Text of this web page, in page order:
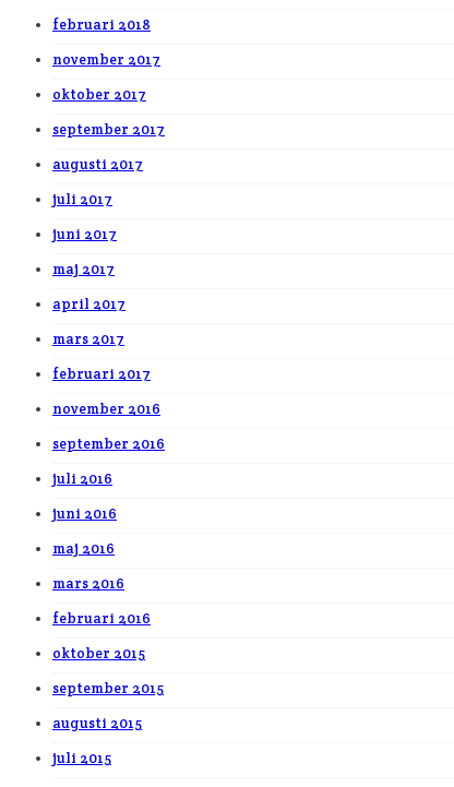
februari 2018
november 2017
oktober 2017
september 2017
augusti 2017
juli 2017
juni 2017
maj 2017
april 2017
mars 2017
februari 2017
november 2016
september 2016
juli 2016
juni 2016
maj 2016
mars 2016
februari 2016
oktober 2015
september 2015
augusti 2015
juli 2015